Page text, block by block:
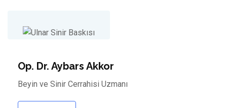
Op. Dr. Aybars Akkor
Beyin ve Sinir Cerrahisi Uzmanı